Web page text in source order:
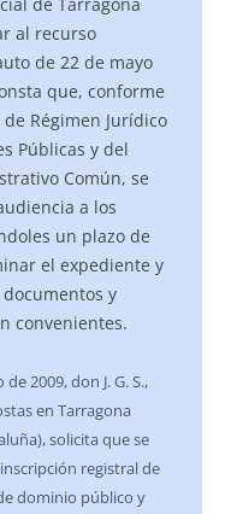
de Tarragona
al recurso
de 22 de mayo
que, conforme
Régimen Jurídico
Públicas y del
Común, se
a los
un plazo de
el expediente y
y
convenientes.
2009, don J. G. S.,
en Tarragona
solicita que se
registral de
dominio público y